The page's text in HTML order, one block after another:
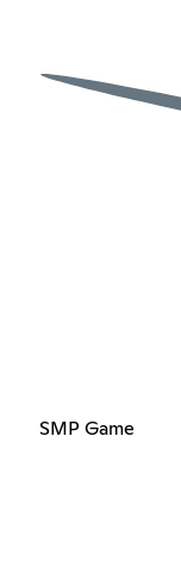
SMP Game